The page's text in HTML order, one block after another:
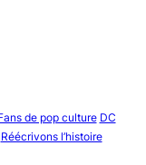
de pop culture DC
Réécrivons l’histoire